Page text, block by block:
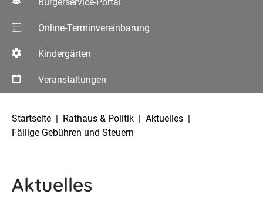
Online-Terminvereinbarung
Kindergärten
Veranstaltungen
Startseite
Rathaus & Politik
Aktuelles
Fällige Gebühren und Steuern
Aktuelles